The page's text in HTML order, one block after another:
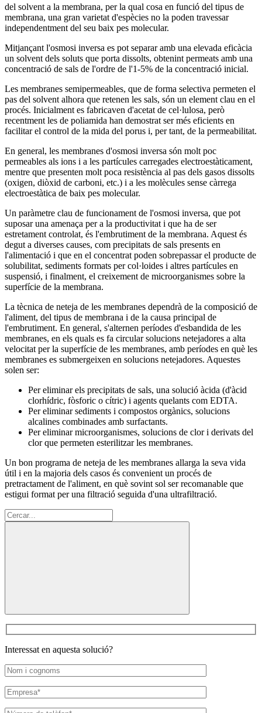
del solvent a la membrana, per la qual cosa en funció del tipus de
membrana, una gran varietat d'espècies no la poden travessar
independentment del seu baix pes molecular.
Mitjançant l'osmosi inversa es pot separar amb una elevada eficàcia
un solvent dels soluts que porta dissolts, obtenint permeats amb una
concentració de sals de l'ordre de l'1-5% de la concentració inicial.
Les membranes semipermeables, que de forma selectiva permeten el
pas del solvent alhora que retenen les sals, són un element clau en el
procés. Inicialment es fabricaven d'acetat de cel·lulosa, però
recentment les de poliamida han demostrat ser més eficients en
facilitar el control de la mida del porus i, per tant, de la permeabilitat.
En general, les membranes d'osmosi inversa són molt poc
permeables als ions i a les partícules carregades electroestàticament,
mentre que presenten molt poca resistència al pas dels gasos dissolts
(oxigen, diòxid de carboni, etc.) i a les molècules sense càrrega
electroestàtica de baix pes molecular.
Un paràmetre clau de funcionament de l'osmosi inversa, que pot
suposar una amenaça per a la productivitat i que ha de ser
estretament controlat, és l'embrutiment de la membrana. Aquest és
degut a diverses causes, com precipitats de sals presents en
l'alimentació i que en el concentrat poden sobrepassar el producte de
solubilitat, sediments formats per col·loides i altres partícules en
suspensió, i finalment, el creixement de microorganismes sobre la
superfície de la membrana.
La tècnica de neteja de les membranes dependrà de la composició de
l'aliment, del tipus de membrana i de la causa principal de
l'embrutiment. En general, s'alternen períodes d'esbandida de les
membranes, en els quals es fa circular solucions netejadores a alta
velocitat per la superfície de les membranes, amb períodes en què les
membranes es submergeixen en solucions netejadores. Aquestes
solen ser:
Per eliminar els precipitats de sals, una solució àcida (d'àcid
clorhídric, fòsforic o cítric) i agents quelants com EDTA.
Per eliminar sediments i compostos orgànics, solucions
alcalines combinades amb surfactants.
Per eliminar microorganismes, solucions de clor i derivats del
clor que permeten esterilitzar les membranes.
Un bon programa de neteja de les membranes allarga la seva vida
útil i en la majoria dels casos és convenient un procés de
pretractament de l'aliment, en què sovint sol ser recomanable que
estigui format per una filtració seguida d'una ultrafiltració.
Cerca:
Interessat en aquesta solució?